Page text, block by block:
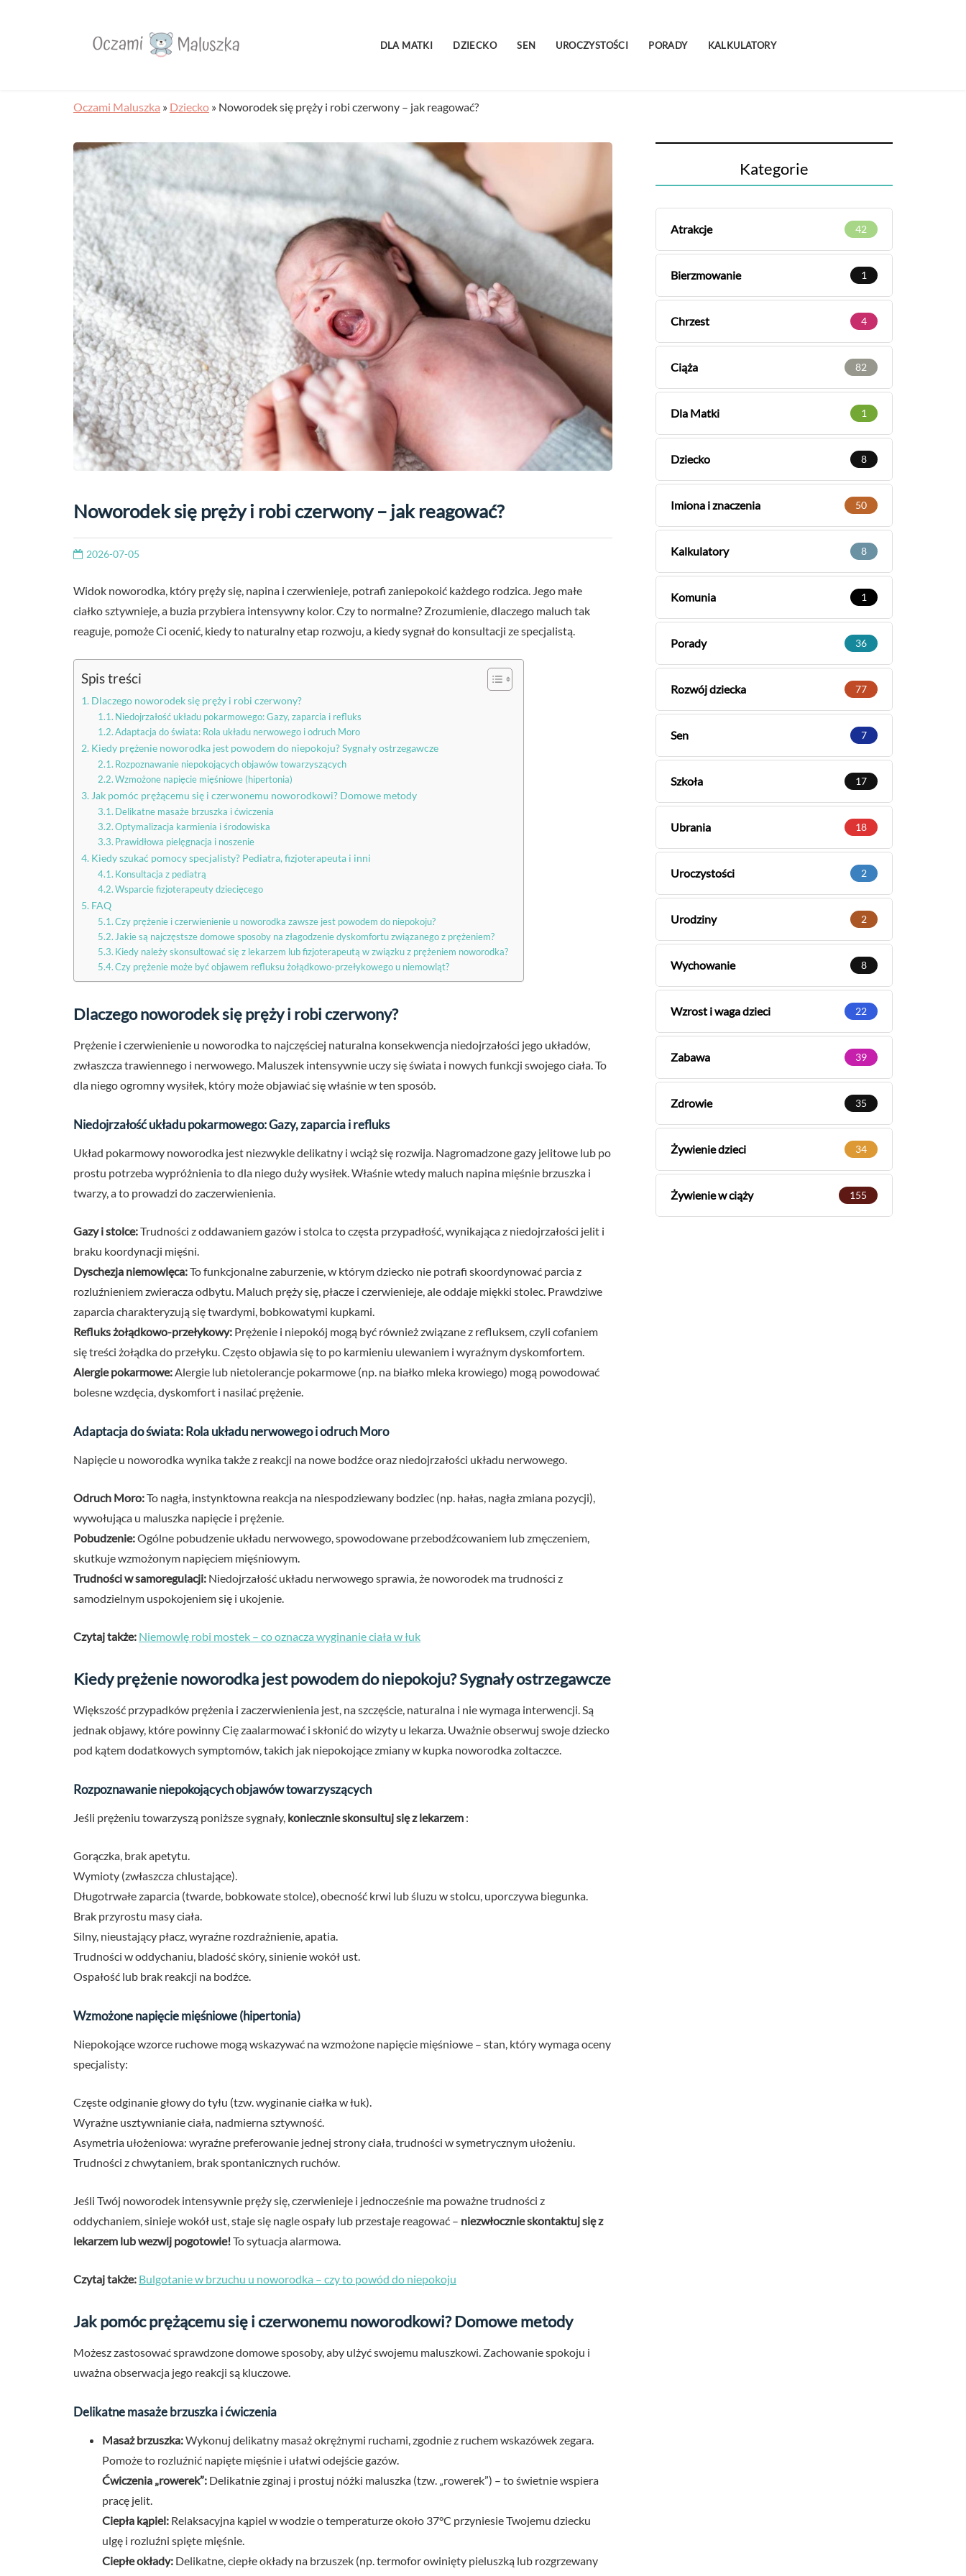
DLA MATKI DZIECKO SEN UROCZYSTOŚCI PORADY KALKULATORY
Oczami Maluszka » Dziecko » Noworodek się pręży i robi czerwony – jak reagować?
Noworodek się pręży i robi czerwony – jak reagować?
2026-07-05
Widok noworodka, który pręży się, napina i czerwienieje, potrafi zaniepokoić każdego rodzica. Jego małe
ciałko sztywnieje, a buzia przybiera intensywny kolor. Czy to normalne? Zrozumienie, dlaczego maluch tak
reaguje, pomoże Ci ocenić, kiedy to naturalny etap rozwoju, a kiedy sygnał do konsultacji ze specjalistą.
Spis treści
Dlaczego noworodek się pręży i robi czerwony?
Niedojrzałość układu pokarmowego: Gazy, zaparcia i refluks
Adaptacja do świata: Rola układu nerwowego i odruch Moro
Kiedy prężenie noworodka jest powodem do niepokoju? Sygnały ostrzegawcze
Rozpoznawanie niepokojących objawów towarzyszących
Wzmożone napięcie mięśniowe (hipertonia)
Jak pomóc prężącemu się i czerwonemu noworodkowi? Domowe metody
Delikatne masaże brzuszka i ćwiczenia
Optymalizacja karmienia i środowiska
Prawidłowa pielęgnacja i noszenie
Kiedy szukać pomocy specjalisty? Pediatra, fizjoterapeuta i inni
Konsultacja z pediatrą
Wsparcie fizjoterapeuty dziecięcego
FAQ
Czy prężenie i czerwienienie u noworodka zawsze jest powodem do niepokoju?
Jakie są najczęstsze domowe sposoby na złagodzenie dyskomfortu związanego z prężeniem?
Kiedy należy skonsultować się z lekarzem lub fizjoterapeutą w związku z prężeniem noworodka?
Czy prężenie może być objawem refluksu żołądkowo-przełykowego u niemowląt?
Dlaczego noworodek się pręży i robi czerwony?
Prężenie i czerwienienie u noworodka to najczęściej naturalna konsekwencja niedojrzałości jego układów,
zwłaszcza trawiennego i nerwowego. Maluszek intensywnie uczy się świata i nowych funkcji swojego ciała. To
dla niego ogromny wysiłek, który może objawiać się właśnie w ten sposób.
Niedojrzałość układu pokarmowego: Gazy, zaparcia i refluks
Układ pokarmowy noworodka jest niezwykle delikatny i wciąż się rozwija. Nagromadzone gazy jelitowe lub po
prostu potrzeba wypróżnienia to dla niego duży wysiłek. Właśnie wtedy maluch napina mięśnie brzuszka i
twarzy, a to prowadzi do zaczerwienienia.
Gazy i stolce:Trudności z oddawaniem gazów i stolca to częsta przypadłość, wynikająca z niedojrzałości jelit i
braku koordynacji mięśni.
Dyschezja niemowlęca:To funkcjonalne zaburzenie, w którym dziecko nie potrafi skoordynować parcia z
rozluźnieniem zwieracza odbytu. Maluch pręży się, płacze i czerwienieje, ale oddaje miękki stolec. Prawdziwe
zaparcia charakteryzują się twardymi, bobkowatymi kupkami.
Refluks żołądkowo-przełykowy: Prężenie i niepokój mogą być również związane z refluksem, czyli cofaniem
się treści żołądka do przełyku. Często objawia się to po karmieniu ulewaniem i wyraźnym dyskomfortem.
Alergie pokarmowe: Alergie lub nietolerancje pokarmowe (np. na białko mleka krowiego) mogą powodować
bolesne wzdęcia, dyskomfort i nasilać prężenie.
Adaptacja do świata: Rola układu nerwowego i odruch Moro
Napięcie u noworodka wynika także z reakcji na nowe bodźce oraz niedojrzałości układu nerwowego.
Odruch Moro:To nagła, instynktowna reakcja na niespodziewany bodziec (np. hałas, nagła zmiana pozycji),
wywołująca u maluszka napięcie i prężenie.
Pobudzenie:Ogólne pobudzenie układu nerwowego, spowodowane przebodźcowaniem lub zmęczeniem,
skutkuje wzmożonym napięciem mięśniowym.
Trudności w samoregulacji: Niedojrzałość układu nerwowego sprawia, że noworodek ma trudności z
samodzielnym uspokojeniem się i ukojenie.
Czytaj także: Niemowlę robi mostek – co oznacza wyginanie ciała w łuk
Kiedy prężenie noworodka jest powodem do niepokoju? Sygnały ostrzegawcze
Większość przypadków prężenia i zaczerwienienia jest, na szczęście, naturalna i nie wymaga interwencji. Są
jednak objawy, które powinny Cię zaalarmować i skłonić do wizyty u lekarza. Uważnie obserwuj swoje dziecko
pod kątem dodatkowych symptomów, takich jak niepokojące zmiany w kupka noworodka zoltaczce.
Rozpoznawanie niepokojących objawów towarzyszących
Jeśli prężeniu towarzyszą poniższe sygnały, koniecznie skonsultuj się z lekarzem :
Gorączka, brak apetytu.
Wymioty (zwłaszcza chlustające).
Długotrwałe zaparcia (twarde, bobkowate stolce), obecność krwi lub śluzu w stolcu, uporczywa biegunka.
Brak przyrostu masy ciała.
Silny, nieustający płacz, wyraźne rozdrażnienie, apatia.
Trudności w oddychaniu, bladość skóry, sinienie wokół ust.
Ospałość lub brak reakcji na bodźce.
Wzmożone napięcie mięśniowe (hipertonia)
Niepokojące wzorce ruchowe mogą wskazywać na wzmożone napięcie mięśniowe – stan, który wymaga oceny
specjalisty:
Częste odginanie głowy do tyłu (tzw. wyginanie ciałka w łuk).
Wyraźne usztywnianie ciała, nadmierna sztywność.
Asymetria ułożeniowa: wyraźne preferowanie jednej strony ciała, trudności w symetrycznym ułożeniu.
Trudności z chwytaniem, brak spontanicznych ruchów.
Jeśli Twój noworodek intensywnie pręży się, czerwienieje i jednocześnie ma poważne trudności z
oddychaniem, sinieje wokół ust, staje się nagle ospały lub przestaje reagować – niezwłocznie skontaktuj się z
lekarzem lub wezwij pogotowie! To sytuacja alarmowa.
Czytaj także: Bulgotanie w brzuchu u noworodka – czy to powód do niepokoju
Jak pomóc prężącemu się i czerwonemu noworodkowi? Domowe metody
Możesz zastosować sprawdzone domowe sposoby, aby ulżyć swojemu maluszkowi. Zachowanie spokoju i
uważna obserwacja jego reakcji są kluczowe.
Delikatne masaże brzuszka i ćwiczenia
Masaż brzuszka:Wykonuj delikatny masaż okrężnymi ruchami, zgodnie z ruchem wskazówek zegara.
Pomoże to rozluźnić napięte mięśnie i ułatwi odejście gazów.
Ćwiczenia „rowerek”: Delikatnie zginaj i prostuj nóżki maluszka (tzw. „rowerek”) – to świetnie wspiera
pracę jelit.
Ciepła kąpiel: Relaksacyjna kąpiel w wodzie o temperaturze około 37°C przyniesie Twojemu dziecku
ulgę i rozluźni spięte mięśnie.
Ciepłe okłady: Delikatne, ciepłe okłady na brzuszek (np. termofor owinięty pieluszką lub rozgrzewany
Kategorie
Atrakcje 42
Bierzmowanie 1
Chrzest 4
Ciąża 82
Dla Matki 1
Dziecko 8
Imiona i znaczenia 50
Kalkulatory 8
Komunia 1
Porady 36
Rozwój dziecka 77
Sen 7
Szkoła 17
Ubrania 18
Uroczystości 2
Urodziny 2
Wychowanie 8
Wzrost i waga dzieci 22
Zabawa 39
Zdrowie 35
Żywienie dzieci 34
Żywienie w ciąży 155